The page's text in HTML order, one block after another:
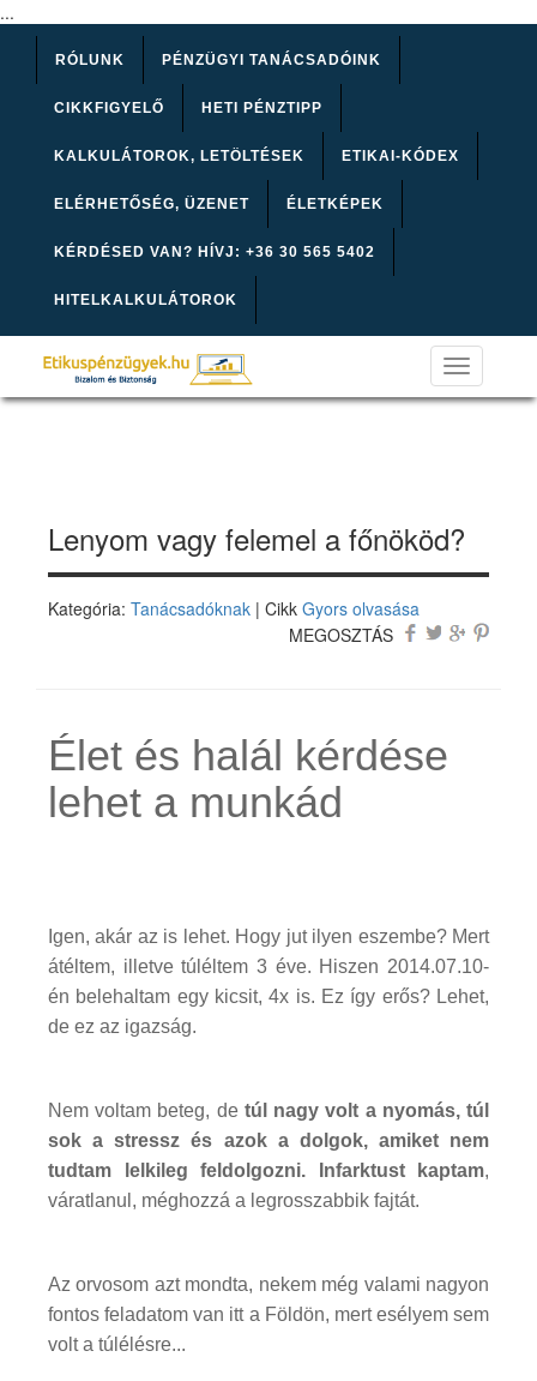
...
RÓLUNK PÉNZÜGYI TANÁCSADÓINK
CIKKFIGYELŐ HETI PÉNZTIPP
KALKULÁTOROK, LETÖLTÉSEK ETIKAI-KÓDEX
ELÉRHETŐSÉG, ÜZENET ÉLETKÉPEK
KÉRDÉSED VAN? HÍVJ: +36 30 565 5402
HITELKALKULÁTOROK
Toggle
navigation
Lenyom vagy felemel a főnököd?
Kategória: Tanácsadóknak | Cikk Gyors olvasása
MEGOSZTÁS
Élet és halál kérdése
lehet a munkád
Igen, akár az is lehet. Hogy jut ilyen eszembe? Mert
átéltem, illetve túléltem 3 éve. Hiszen 2014.07.10-
én belehaltam egy kicsit, 4x is. Ez így erős? Lehet,
de ez az igazság.
Nem voltam beteg, de túl nagy volt a nyomás, túl
sok a stressz és azok a dolgok, amiket nem
tudtam lelkileg feldolgozni. Infarktust kaptam,
váratlanul, méghozzá a legrosszabbik fajtát.
Az orvosom azt mondta, nekem még valami nagyon
fontos feladatom van itt a Földön, mert esélyem sem
volt a túlélésre...